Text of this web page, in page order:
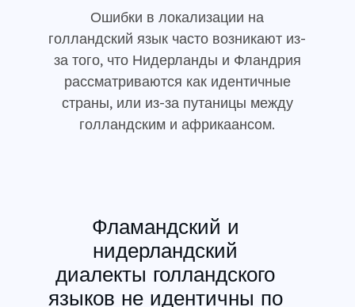
Ошибки в локализации на
голландский язык часто возникают из-
за того, что Нидерланды и Фландрия
рассматриваются как идентичные
страны, или из-за путаницы между
голландским и африкаансом.
Фламандский и
нидерландский
диалекты голландского
языков не идентичны по